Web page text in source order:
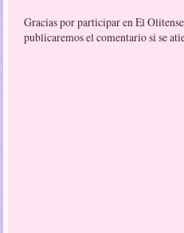
Gracias por participar en El
publicaremos el comentario si se